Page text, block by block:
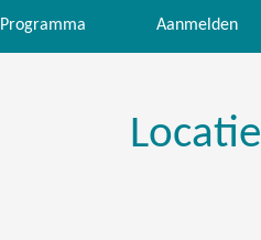
Programma Aanmelden
Locatie